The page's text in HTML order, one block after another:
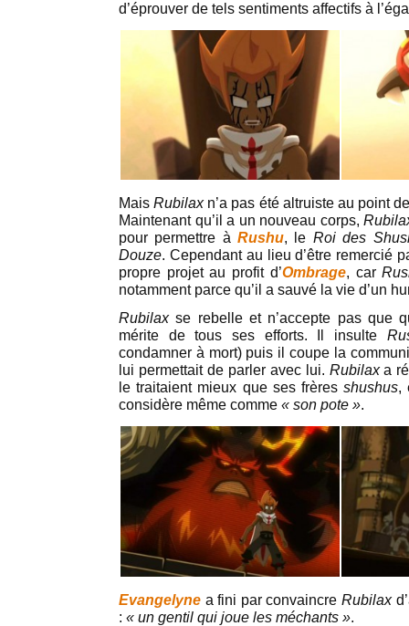
d’éprouver de tels sentiments affectifs à
MaisRubilax n’a pas été altruiste au point
Maintenant qu’il a un nouveau corps,
pour permettre àRushu, le Roi des
Douze. Cependant au lieu d’être remercié
propre projet au profit d’Ombrage, car
notamment parce qu’il a sauvé la vie d’un
Rubilaxse rebelle et n’accepte pas que
mérite de tous ses efforts. Il insulte
condamner à mort) puis il coupe la
lui permettait de parler avec lui. Rubilaxa
le traitaient mieux que ses frèresshushus,
considère même comme « son pote ».
Evangelyne a fini par convaincreRubilax
: « un gentil qui joue les méchants ».